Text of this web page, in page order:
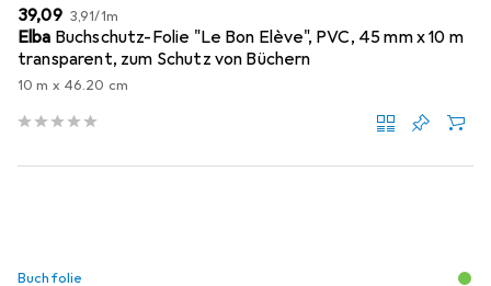
EUR
39,09 EUR
3,91/1m
Elba Buchschutz-Folie "Le Bon Elève", PVC, 45 mm x 10 m
transparent, zum Schutz von Büchern
10 m x 46.20 cm
Buchfolie